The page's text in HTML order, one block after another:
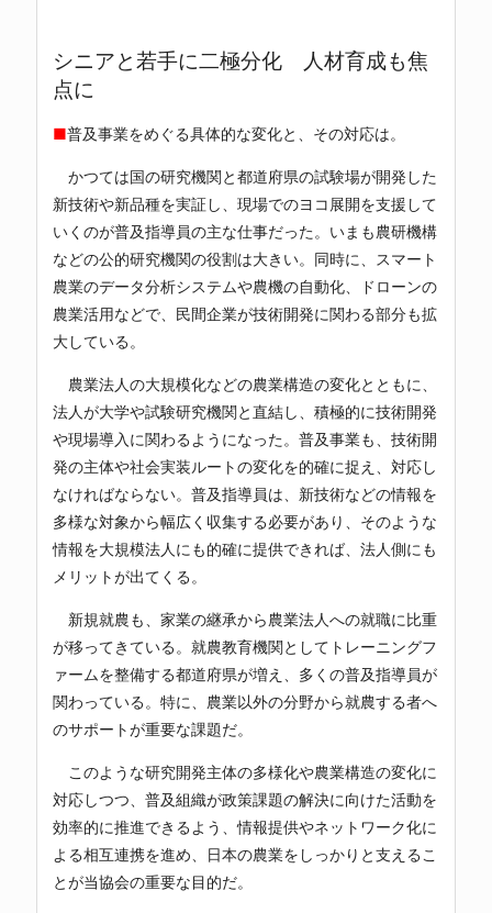
シニアと若手に二極分化 人材育成も焦
点に
■普及事業をめぐる具体的な変化と、その対応は。
かつては国の研究機関と都道府県の試験場が開発した
新技術や新品種を実証し、現場でのヨコ展開を支援して
いくのが普及指導員の主な仕事だった。いまも農研機構
などの公的研究機関の役割は大きい。同時に、スマート
農業のデータ分析システムや農機の自動化、ドローンの
農業活用などで、民間企業が技術開発に関わる部分も拡
大している。
農業法人の大規模化などの農業構造の変化とともに、
法人が大学や試験研究機関と直結し、積極的に技術開発
や現場導入に関わるようになった。普及事業も、技術開
発の主体や社会実装ルートの変化を的確に捉え、対応し
なければならない。普及指導員は、新技術などの情報を
多様な対象から幅広く収集する必要があり、そのような
情報を大規模法人にも的確に提供できれば、法人側にも
メリットが出てくる。
新規就農も、家業の継承から農業法人への就職に比重
が移ってきている。就農教育機関としてトレーニングフ
ァームを整備する都道府県が増え、多くの普及指導員が
関わっている。特に、農業以外の分野から就農する者へ
のサポートが重要な課題だ。
このような研究開発主体の多様化や農業構造の変化に
対応しつつ、普及組織が政策課題の解決に向けた活動を
効率的に推進できるよう、情報提供やネットワーク化に
よる相互連携を進め、日本の農業をしっかりと支えるこ
とが当協会の重要な目的だ。